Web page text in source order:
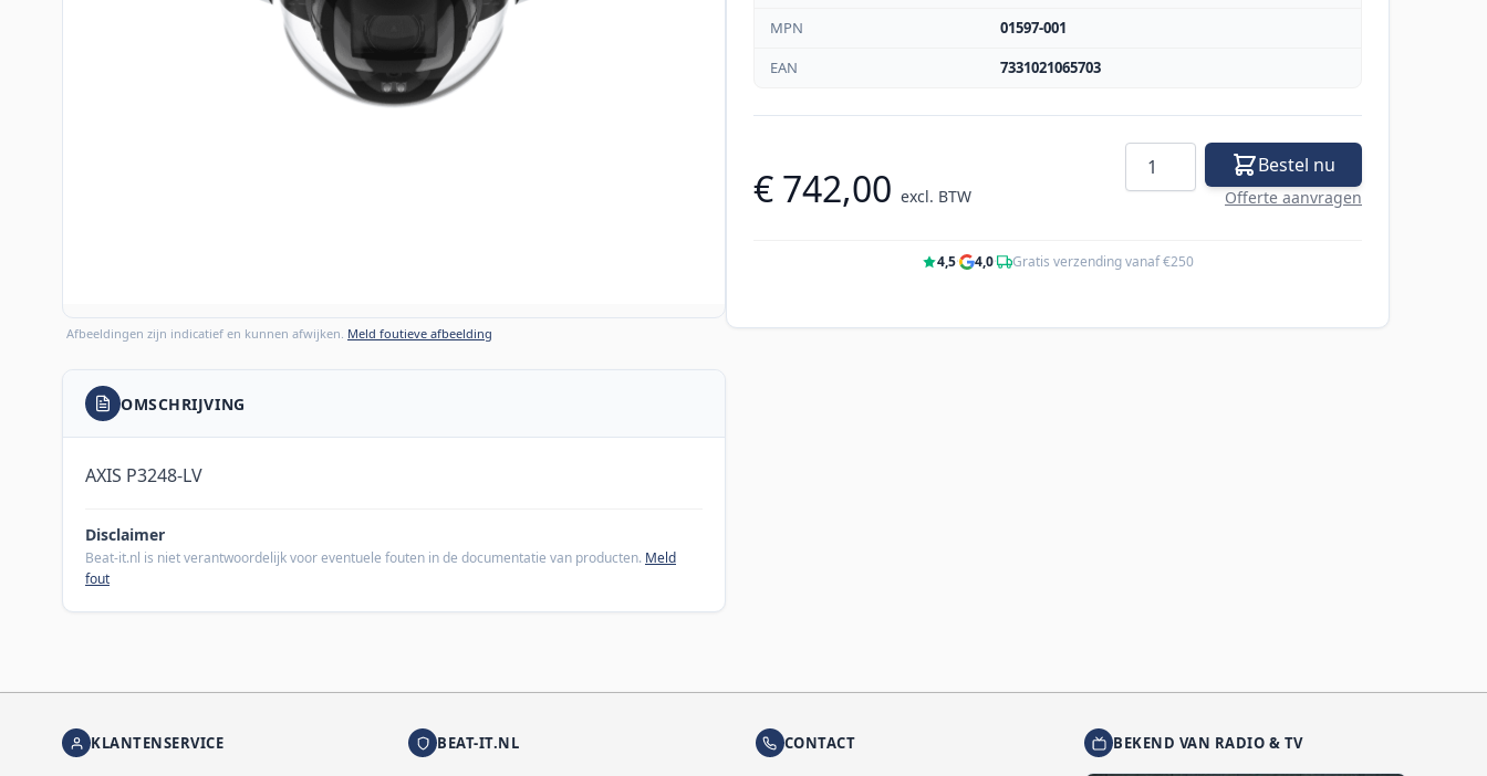
Afbeeldingen zijn indicatief en kunnen afwijken. Meld foutieve afbeelding
MPN
01597-001
EAN
7331021065703
€ 742,00 excl. BTW
Aantal Bestel nu
Offerte aanvragen
4,5· 4,0· Gratis verzending vanaf €250
OMSCHRIJVING
AXIS P3248-LV
Disclaimer
Beat-it.nl is niet verantwoordelijk voor eventuele fouten in de documentatie van producten. Meld
fout
KLANTENSERVICE BEAT-IT.NL CONTACT BEKEND VAN RADIO & TV